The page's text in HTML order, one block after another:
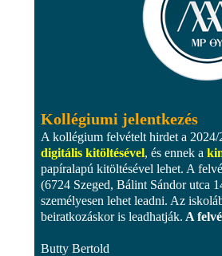
Kollégiumi jelentkezés
A kollégium felvételt hirdet a 2024/
digitális kitöltésével, és ennek a
papíralapú kitöltésével lehet. A
(6724 Szeged, Bálint Sándor utca
személyesen lehet leadni. Az
beiratkozáskor is leadhatják. A
Butty Bertold